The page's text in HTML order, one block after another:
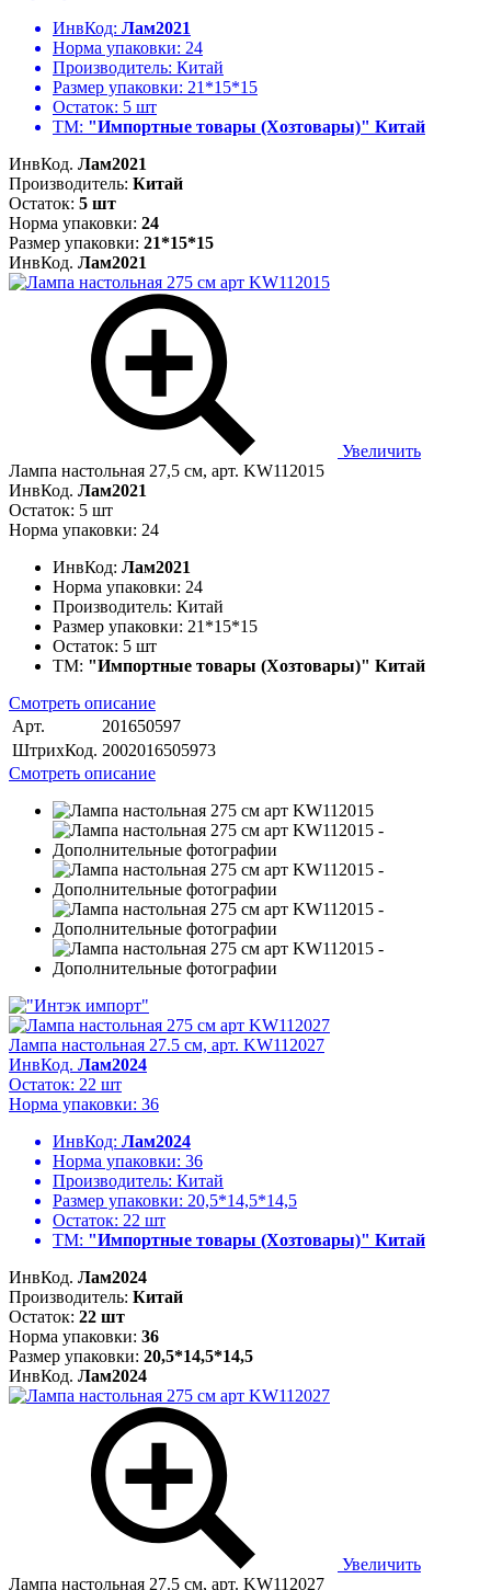
ИнвКод: Лам2021
Норма упаковки: 24
Производитель: Китай
Размер упаковки: 21*15*15
Остаток: 5 шт
ТМ: "Импортные товары (Хозтовары)" Китай
ИнвКод. Лам2021
Производитель: Китай
Остаток: 5 шт
Норма упаковки: 24
Размер упаковки: 21*15*15
ИнвКод. Лам2021
Увеличить
Лампа настольная 27,5 см, арт. KW112015
ИнвКод. Лам2021
Остаток: 5 шт
Норма упаковки: 24
ИнвКод: Лам2021
Норма упаковки: 24
Производитель: Китай
Размер упаковки: 21*15*15
Остаток: 5 шт
ТМ: "Импортные товары (Хозтовары)" Китай
Смотреть описание
Арт.
201650597
ШтрихКод. 2002016505973
Смотреть описание
Лампа настольная 27.5 см, арт. KW112027
ИнвКод. Лам2024
Остаток: 22 шт
Норма упаковки: 36
ИнвКод: Лам2024
Норма упаковки: 36
Производитель: Китай
Размер упаковки: 20,5*14,5*14,5
Остаток: 22 шт
ТМ: "Импортные товары (Хозтовары)" Китай
ИнвКод. Лам2024
Производитель: Китай
Остаток: 22 шт
Норма упаковки: 36
Размер упаковки: 20,5*14,5*14,5
ИнвКод. Лам2024
Увеличить
Лампа настольная 27.5 см, арт. KW112027